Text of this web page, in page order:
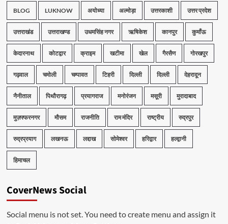
BLOG LUKNOW अयोध्या अल्मोड़ा उत्तरकाशी उत्तर प्रदेश
उत्तराखंड उत्तराखण्ड उधमसिंह नगर ऋषिकेश कानपुर कुमाँऊ
केदारनाथ कोटद्वार क्राइम खटीमा खेल गैरसैण गोरखपुर
गढ़वाल चमोली चम्पावत टिहरी दिल्ली दिल्ली देहरादून
नैनीताल पिथौरागढ़ प्रयागराज मनोरंजन मसूरी मुरादाबाद
मुज़फ्फरनगर मौसम राजनीति राम मंदिर राष्ट्रीय रुद्रपुर
रुद्रप्रयाग लखनऊ लद्दाख सोमेश्वर हरिद्वार हल्द्वानी
हिमाचल
CoverNews Social
Social menu is not set. You need to create menu and assign it